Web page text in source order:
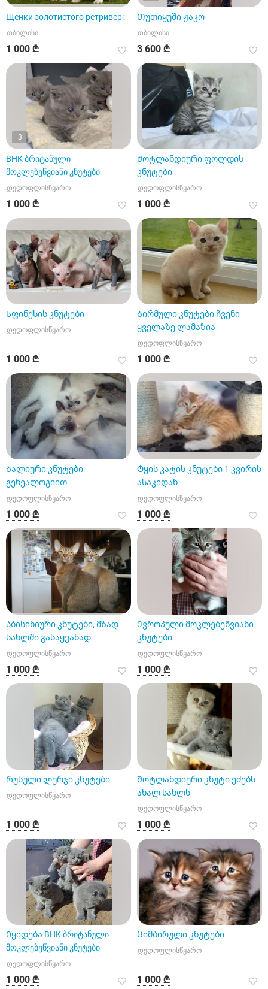
Щенки золотистого ретривера
თბილისი
1 000 ₾
Თუთიყუში ჟაკო
თბილისი
3 600 ₾
3
BHK ბრიტანული
მოკლებეწვიანი კნუტები
დედოფლისწყარო
1 000 ₾
Შოტლანდიური ფოლდის
კნუტები
დედოფლისწყარო
1 000 ₾
Სფინქსის კნუტები
დედოფლისწყარო
1 000 ₾
Ბირმული კნუტები ჩვენი
ყველაზე ლამაზია
დედოფლისწყარო
1 000 ₾
Ბალიური კნუტები
გენეალოგიით
დედოფლისწყარო
1 000 ₾
Ტყის კატის კნუტები 1 კვირის
ასაკიდან
დედოფლისწყარო
1 000 ₾
Აბისინიური კნუტები, მზად
სახლში გასაყვანად
დედოფლისწყარო
1 000 ₾
Ევროპული მოკლებეწვიანი
კნუტები
დედოფლისწყარო
1 000 ₾
Რუსული ლურჯი კნუტები
დედოფლისწყარო
1 000 ₾
Შოტლანდიური კნუტი ეძებს
ახალ სახლს
დედოფლისწყარო
1 000 ₾
Იყიდება BHK ბრიტანული
მოკლებეწვიანი კნუტები
დედოფლისწყარო
1 000 ₾
Ციმბირული კნუტები
დედოფლისწყარო
1 000 ₾